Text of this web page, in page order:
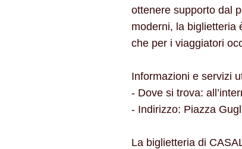
ottenere supporto dal
moderni, la biglietteria
che per i viaggiatori
Informazioni e servizi
- Dove si trova:
- Indirizzo: Piazza
La biglietteria di